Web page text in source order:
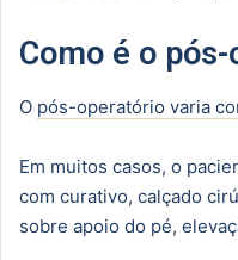
Como é o
O pós-operatório varia
Em muitos casos, o
com curativo, calçado
sobre apoio do pé,